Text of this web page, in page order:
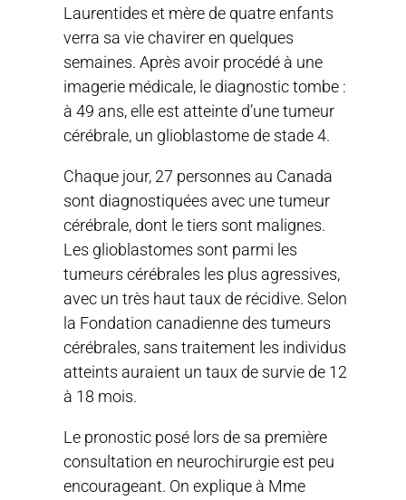
Laurentides et mère de quatre enfants
verra sa vie chavirer en quelques
semaines. Après avoir procédé à une
imagerie médicale, le diagnostic tombe :
à 49 ans, elle est atteinte d’une tumeur
cérébrale, un glioblastome de stade 4.
Chaque jour, 27 personnes au Canada
sont diagnostiquées avec une tumeur
cérébrale, dont le tiers sont malignes.
Les glioblastomes sont parmi les
tumeurs cérébrales les plus agressives,
avec un très haut taux de récidive. Selon
la Fondation canadienne des tumeurs
cérébrales, sans traitement les individus
atteints auraient un taux de survie de 12
à 18 mois.
Le pronostic posé lors de sa première
consultation en neurochirurgie est peu
encourageant. On explique à Mme